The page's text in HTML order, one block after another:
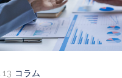
コラム